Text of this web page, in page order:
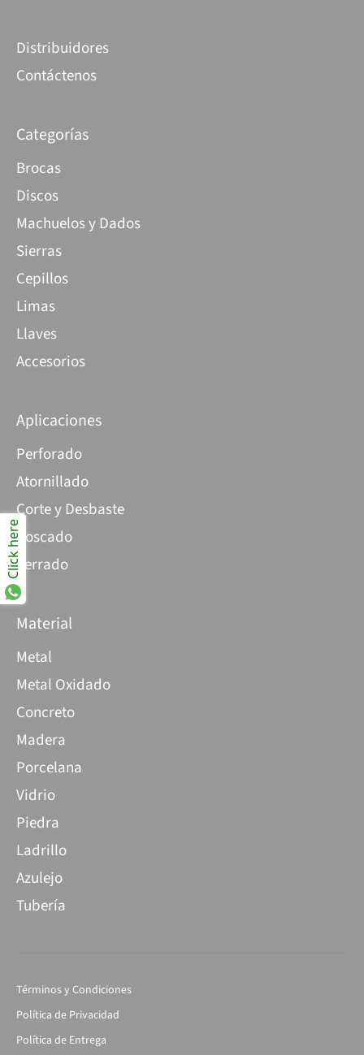
Distribuidores
Contáctenos
Categorías
Brocas
Discos
Machuelos y Dados
Sierras
Cepillos
Limas
Llaves
Accesorios
Aplicaciones
Perforado
Atornillado
Corte y Desbaste
Roscado
Serrado
Material
Metal
Metal Oxidado
Concreto
Madera
Porcelana
Vidrio
Piedra
Ladrillo
Azulejo
Tubería
Términos y Condiciones
Política de Privacidad
Política de Entrega
Click here